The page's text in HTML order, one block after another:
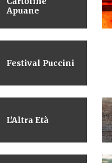
Apuane
Festival Puccini
L'Altra Età